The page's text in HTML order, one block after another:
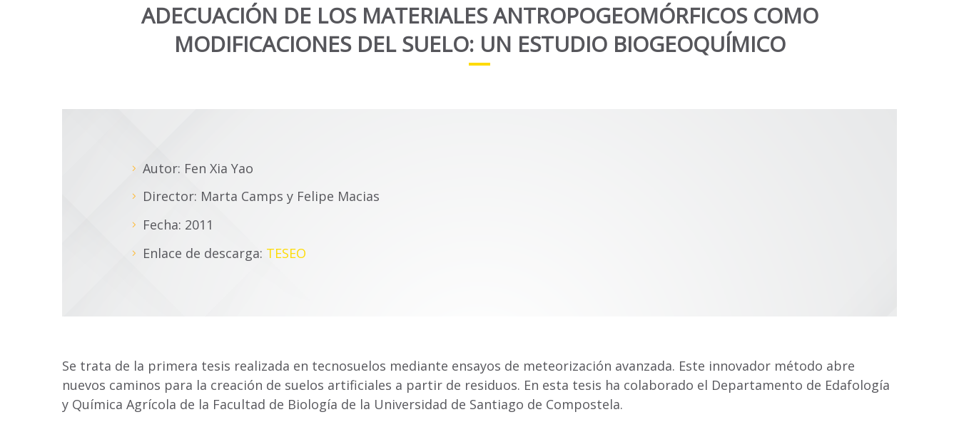
ADECUACIÓN DE LOS MATERIALES ANTROPOGEOMÓRFICOS COMO
MODIFICACIONES DEL SUELO: UN ESTUDIO BIOGEOQUÍMICO
Autor: Fen Xia Yao
Director: Marta Camps y Felipe Macias
Fecha: 2011
Enlace de descarga: TESEO
Se trata de la primera tesis realizada en tecnosuelos mediante ensayos de meteorización avanzada. Este innovador método abre
nuevos caminos para la creación de suelos artificiales a partir de residuos. En esta tesis ha colaborado el Departamento de Edafología
y Química Agrícola de la Facultad de Biología de la Universidad de Santiago de Compostela.